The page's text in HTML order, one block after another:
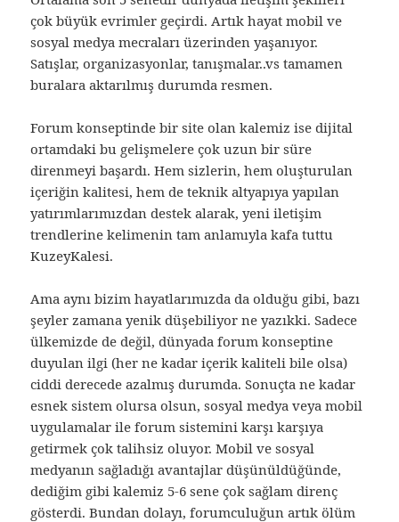
çok büyük evrimler geçirdi. Artık hayat mobil ve
sosyal medya mecraları üzerinden yaşanıyor.
Satışlar, organizasyonlar, tanışmalar..vs tamamen
buralara aktarılmış durumda resmen.
Forum konseptinde bir site olan kalemiz ise dijital
ortamdaki bu gelişmelere çok uzun bir süre
direnmeyi başardı. Hem sizlerin, hem oluşturulan
içeriğin kalitesi, hem de teknik altyapıya yapılan
yatırımlarımızdan destek alarak, yeni iletişim
trendlerine kelimenin tam anlamıyla kafa tuttu
KuzeyKalesi.
Ama aynı bizim hayatlarımızda da olduğu gibi, bazı
şeyler zamana yenik düşebiliyor ne yazıkki. Sadece
ülkemizde de değil, dünyada forum konseptine
duyulan ilgi (her ne kadar içerik kaliteli bile olsa)
ciddi derecede azalmış durumda. Sonuçta ne kadar
esnek sistem olursa olsun, sosyal medya veya mobil
uygulamalar ile forum sistemini karşı karşıya
getirmek çok talihsiz oluyor. Mobil ve sosyal
medyanın sağladığı avantajlar düşünüldüğünde,
dediğim gibi kalemiz 5-6 sene çok sağlam direnç
gösterdi. Bundan dolayı, forumculuğun artık ölüm